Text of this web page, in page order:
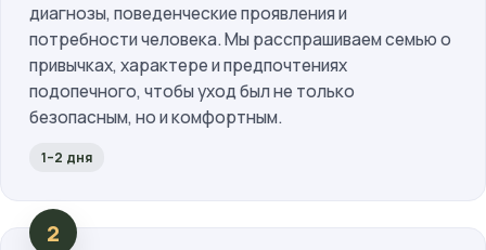
диагнозы, поведенческие проявления и
потребности человека. Мы расспрашиваем семью о
привычках, характере и предпочтениях
подопечного, чтобы уход был не только
безопасным, но и комфортным.
1–2 дня